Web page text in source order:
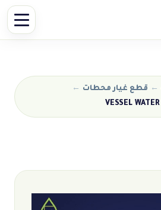
← قطع غيار محطات ←